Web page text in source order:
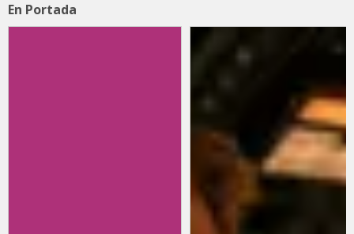
En Portada